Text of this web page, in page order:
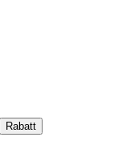
Rabatt